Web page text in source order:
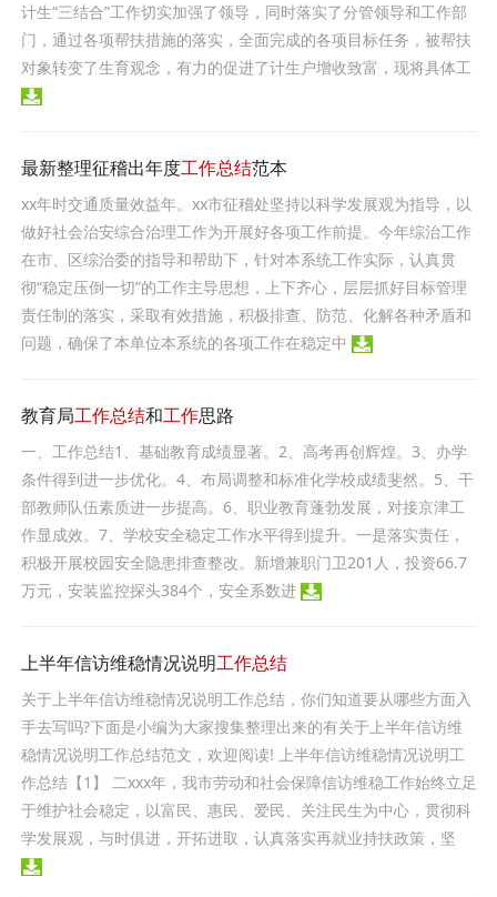
计生“三结合”工作切实加强了领导，同时落实了分管领导和工作部
门，通过各项帮扶措施的落实，全面完成的各项目标任务，被帮扶
对象转变了生育观念，有力的促进了计生户增收致富，现将具体工
最新整理征稽出年度工作总结范本
xx年时交通质量效益年。xx市征稽处坚持以科学发展观为指导，以
做好社会治安综合治理工作为开展好各项工作前提。今年综治工作
在市、区综治委的指导和帮助下，针对本系统工作实际，认真贯
彻“稳定压倒一切”的工作主导思想，上下齐心，层层抓好目标管理
责任制的落实，采取有效措施，积极排查、防范、化解各种矛盾和
问题，确保了本单位本系统的各项工作在稳定中
教育局工作总结和工作思路
一、工作总结1、基础教育成绩显著。2、高考再创辉煌。3、办学
条件得到进一步优化。4、布局调整和标准化学校成绩斐然。5、干
部教师队伍素质进一步提高。6、职业教育蓬勃发展，对接京津工
作显成效。 7、学校安全稳定工作水平得到提升。一是落实责任，
积极开展校园安全隐患排查整改。新增兼职门卫201人，投资66.7
万元，安装监控探头384个，安全系数进
上半年信访维稳情况说明工作总结
关于上半年信访维稳情况说明工作总结，你们知道要从哪些方面入
手去写吗?下面是小编为大家搜集整理出来的有关于上半年信访维
稳情况说明工作总结范文，欢迎阅读! 上半年信访维稳情况说明工
作总结【1】 二xxx年，我市劳动和社会保障信访维稳工作始终立足
于维护社会稳定，以富民、惠民、爱民、关注民生为中心，贯彻科
学发展观，与时俱进，开拓进取，认真落实再就业持扶政策，坚